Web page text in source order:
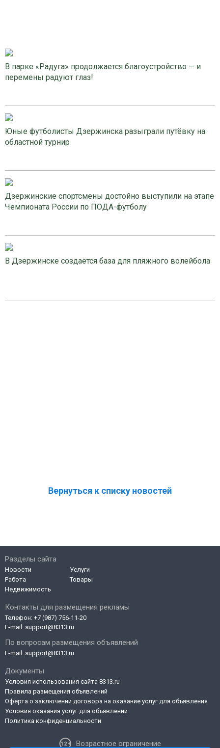
В парке «Радуга» продолжается благоустройство — и
перемены радуют глаз!
Юные футболисты Дзержинска разыграли путёвку на
областной турнир
Дзержинские спортсмены достойно выступили на этапе
Чемпионата России по ПОДА-футболу
В Дзержинске создаётся база для пляжного волейбола
Вернуться к списку новостей
Контакты для размещения рекламы
Телефон: +7 (987) 756-11-20
E-mail: support@8313.ru
По вопросам размещения объявлений
E-mail: support@8313.ru
Документы
Условия использования сайта 8313.ru
Правила размещения объявлений
Оферта о заключении договора на оказание услуг для объявления
Условия оказания услуг для объявлений
Политика конфиденциальности
Возрастное ограничение
Разделы сайта
Новости
Работа
Недвижимость
Услуги
Товары